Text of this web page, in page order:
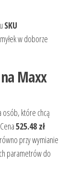
SKU
w doborze
Maxx
osób, które chcą
525.48 zł
przy wymianie
parametrów do